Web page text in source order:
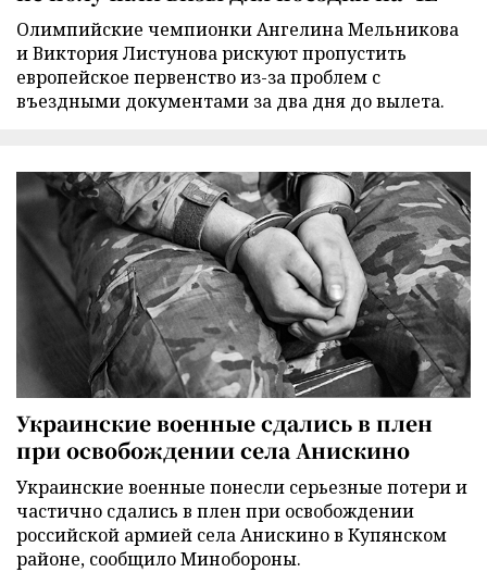
Олимпийские чемпионки Ангелина Мельникова
и Виктория Листунова рискуют пропустить
европейское первенство из-за проблем с
въездными документами за два дня до вылета.
Украинские военные сдались в плен
при освобождении села Анискино
Украинские военные понесли серьезные потери и
частично сдались в плен при освобождении
российской армией села Анискино в Купянском
районе, сообщило Минобороны.